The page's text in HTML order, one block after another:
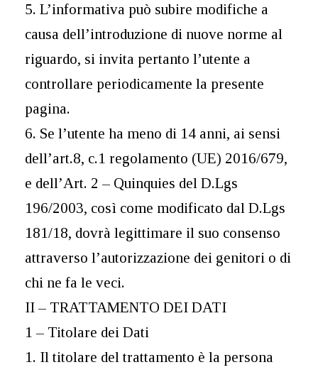
5. L’informativa può subire modifiche a
causa dell’introduzione di nuove norme al
riguardo, si invita pertanto l’utente a
controllare periodicamente la presente
pagina.
6. Se l’utente ha meno di 14 anni, ai sensi
dell’art.8, c.1 regolamento (UE) 2016/679,
e dell’Art. 2 – Quinquies del D.Lgs
196/2003, così come modificato dal D.Lgs
181/18, dovrà legittimare il suo consenso
attraverso l’autorizzazione dei genitori o di
chi ne fa le veci.
II – TRATTAMENTO DEI DATI
1 – Titolare dei Dati
1. Il titolare del trattamento è la persona